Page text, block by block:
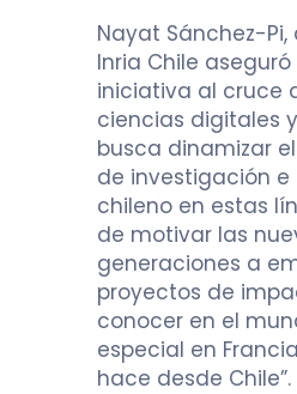
Nayat Sánchez-
Inria Chile
iniciativa al cruce
ciencias digitales
busca dinamizar
de investigación e
chileno en estas
de motivar las
generaciones a
proyectos de
conocer en el
especial en
hace desde Chile”.